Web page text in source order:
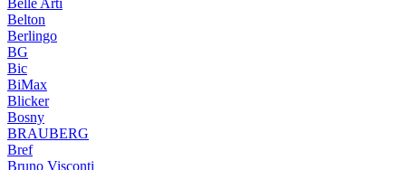
Belle Arti
Belton
Berlingo
BG
Bic
BiMax
Blicker
Bosny
BRAUBERG
Bref
Bruno Visconti